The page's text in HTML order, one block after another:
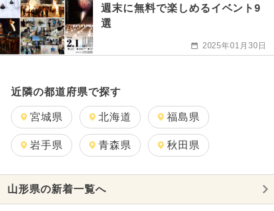
週末に無料で楽しめるイベント9
選
2025年01月30日
近隣の都道府県で探す
宮城県 北海道 福島県
岩手県 青森県 秋田県
山形県の新着一覧へ